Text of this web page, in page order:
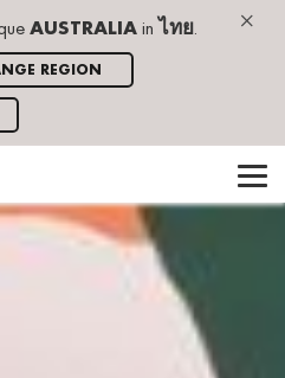
×
AUSTRALIA in ไทย.
REGION